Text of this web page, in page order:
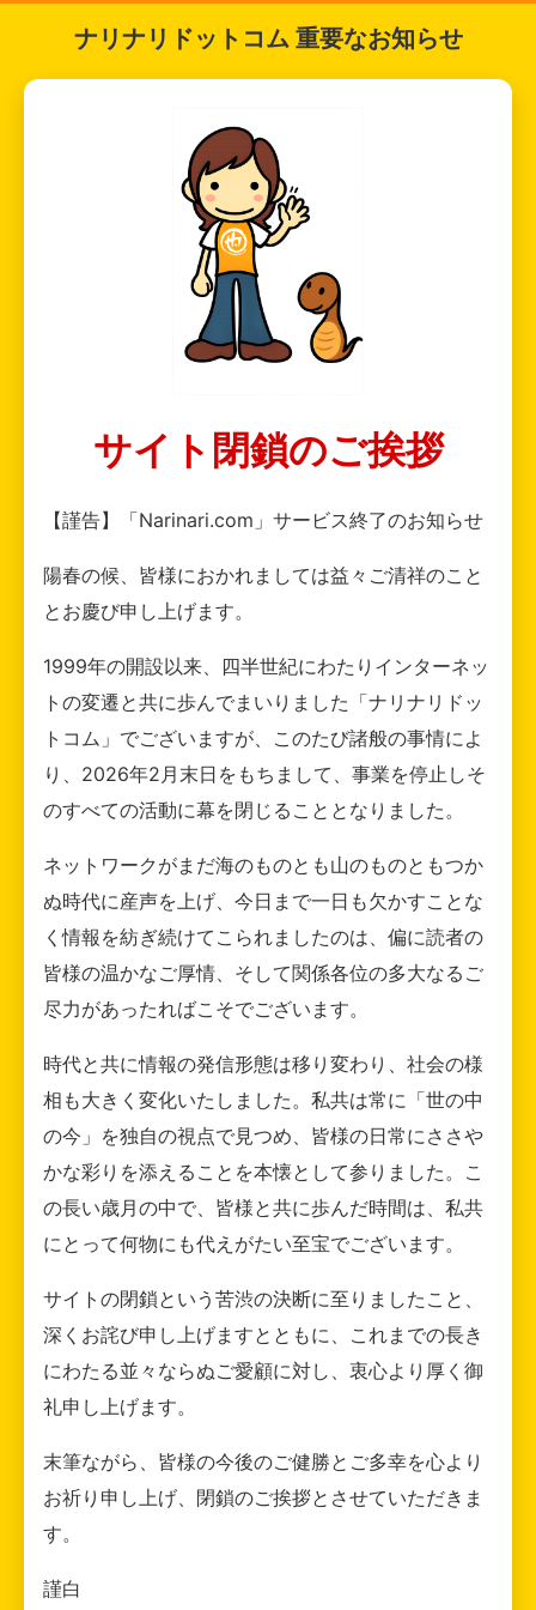
ナリナリドットコム 重要なお知らせ
サイト閉鎖のご挨拶
【謹告】「Narinari.com」サービス終了のお知らせ
陽春の候、皆様におかれましては益々ご清祥のこと
とお慶び申し上げます。
1999年の開設以来、四半世紀にわたりインターネッ
トの変遷と共に歩んでまいりました「ナリナリドッ
トコム」でございますが、このたび諸般の事情によ
り、2026年2月末日をもちまして、事業を停止しそ
のすべての活動に幕を閉じることとなりました。
ネットワークがまだ海のものとも山のものともつか
ぬ時代に産声を上げ、今日まで一日も欠かすことな
く情報を紡ぎ続けてこられましたのは、偏に読者の
皆様の温かなご厚情、そして関係各位の多大なるご
尽力があったればこそでございます。
時代と共に情報の発信形態は移り変わり、社会の様
相も大きく変化いたしました。私共は常に「世の中
の今」を独自の視点で見つめ、皆様の日常にささや
かな彩りを添えることを本懐として参りました。こ
の長い歳月の中で、皆様と共に歩んだ時間は、私共
にとって何物にも代えがたい至宝でございます。
サイトの閉鎖という苦渋の決断に至りましたこと、
深くお詫び申し上げますとともに、これまでの長き
にわたる並々ならぬご愛顧に対し、衷心より厚く御
礼申し上げます。
末筆ながら、皆様の今後のご健勝とご多幸を心より
お祈り申し上げ、閉鎖のご挨拶とさせていただきま
す。
謹白